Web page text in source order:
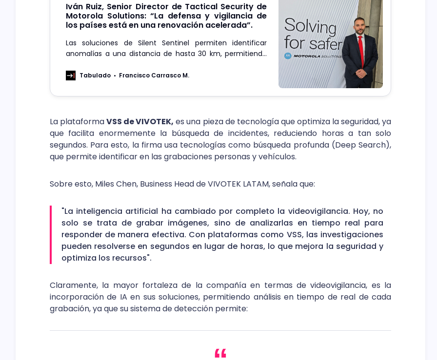
Iván Ruiz, Senior Director de Tactical Security de
Motorola Solutions: “La defensa y vigilancia de
los países está en una renovación acelerada”.
Las soluciones de Silent Sentinel permiten identificar
anomalías a una distancia de hasta 30 km, permitiendo
más rápida e informada a los equipos de seguridad.
Tabulado Francisco Carrasco M.
La plataformaVSS de VIVOTEK, es una pieza de tecnología que optimiza la seguridad, ya
que facilita enormemente la búsqueda de incidentes, reduciendo horas a tan solo
segundos. Para esto, la firma usa tecnologías como búsqueda profunda (Deep Search),
que permite identificar en las grabaciones personas y vehículos.
Sobre esto, Miles Chen, Business Head de VIVOTEK LATAM, señala que:
"La inteligencia artificial ha cambiado por completo la videovigilancia. Hoy, no
solo se trata de grabar imágenes, sino de analizarlas en tiempo real para
responder de manera efectiva. Con plataformas como VSS, las investigaciones
pueden resolverse en segundos en lugar de horas, lo que mejora la seguridad y
optimiza los recursos".
Claramente, la mayor fortaleza de la compañía en termas de videovigilancia, es la
incorporación de IA en sus soluciones, permitiendo análisis en tiempo de real de cada
grabación, ya que su sistema de detección permite: